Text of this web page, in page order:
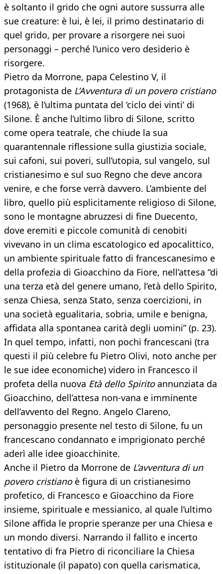
è soltanto il grido che ogni autore sussurra alle
sue creature: è lui, è lei, il primo destinatario di
quel grido, per provare a risorgere nei suoi
personaggi – perché l’unico vero desiderio è
risorgere.
Pietro da Morrone, papa Celestino V, il
protagonista de L’Avventura di un povero cristiano
(1968), è l’ultima puntata del ‘ciclo dei vinti’ di
Silone. È anche l’ultimo libro di Silone, scritto
come opera teatrale, che chiude la sua
quarantennale riflessione sulla giustizia sociale,
sui cafoni, sui poveri, sull’utopia, sul vangelo, sul
cristianesimo e sul suo Regno che deve ancora
venire, e che forse verrà davvero. L’ambiente del
libro, quello più esplicitamente religioso di Silone,
sono le montagne abruzzesi di fine Duecento,
dove eremiti e piccole comunità di cenobiti
vivevano in un clima escatologico ed apocalittico,
un ambiente spirituale fatto di francescanesimo e
della profezia di Gioacchino da Fiore, nell’attesa “di
una terza età del genere umano, l’età dello Spirito,
senza Chiesa, senza Stato, senza coercizioni, in
una società egualitaria, sobria, umile e benigna,
affidata alla spontanea carità degli uomini” (p. 23).
In quel tempo, infatti, non pochi francescani (tra
questi il più celebre fu Pietro Olivi, noto anche per
le sue idee economiche) videro in Francesco il
profeta della nuova Età dello Spiritoannunziata da
Gioacchino, dell’attesa non-vana e imminente
dell’avvento del Regno. Angelo Clareno,
personaggio presente nel testo di Silone, fu un
francescano condannato e imprigionato perché
aderì alle idee gioacchinite.
Anche il Pietro da Morrone de L’avventura di un
povero cristianoè figura di un cristianesimo
profetico, di Francesco e Gioacchino da Fiore
insieme, spirituale e messianico, al quale l’ultimo
Silone affida le proprie speranze per una Chiesa e
un mondo diversi. Narrando il fallito e incerto
tentativo di fra Pietro di riconciliare la Chiesa
istituzionale (il papato) con quella carismatica,